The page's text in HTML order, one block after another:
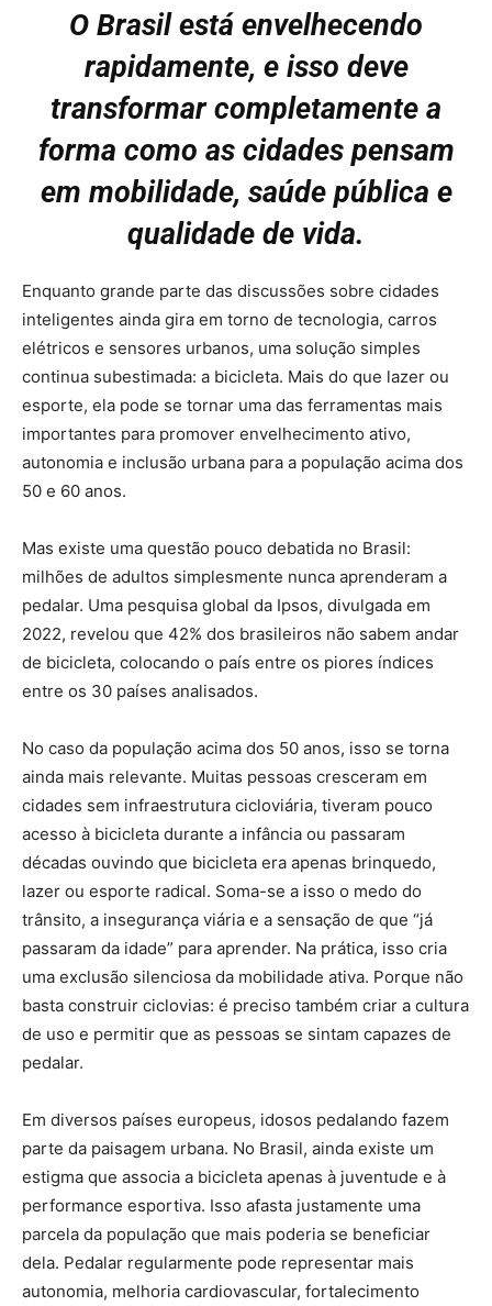
O Brasil está envelhecendo
rapidamente, e isso deve
transformar completamente a
forma como as cidades pensam
em mobilidade, saúde pública e
qualidade de vida.
Enquanto grande parte das discussões sobre cidades
inteligentes ainda gira em torno de tecnologia, carros
elétricos e sensores urbanos, uma solução simples
continua subestimada: a bicicleta. Mais do que lazer ou
esporte, ela pode se tornar uma das ferramentas mais
importantes para promover envelhecimento ativo,
autonomia e inclusão urbana para a população acima dos
50 e 60 anos.
Mas existe uma questão pouco debatida no Brasil:
milhões de adultos simplesmente nunca aprenderam a
pedalar. Uma pesquisa global da Ipsos, divulgada em
2022, revelou que 42% dos brasileiros não sabem andar
de bicicleta, colocando o país entre os piores índices
entre os 30 países analisados.
No caso da população acima dos 50 anos, isso se torna
ainda mais relevante. Muitas pessoas cresceram em
cidades sem infraestrutura cicloviária, tiveram pouco
acesso à bicicleta durante a infância ou passaram
décadas ouvindo que bicicleta era apenas brinquedo,
lazer ou esporte radical. Soma-se a isso o medo do
trânsito, a insegurança viária e a sensação de que “já
passaram da idade” para aprender. Na prática, isso cria
uma exclusão silenciosa da mobilidade ativa. Porque não
basta construir ciclovias: é preciso também criar a cultura
de uso e permitir que as pessoas se sintam capazes de
pedalar.
Em diversos países europeus, idosos pedalando fazem
parte da paisagem urbana. No Brasil, ainda existe um
estigma que associa a bicicleta apenas à juventude e à
performance esportiva. Isso afasta justamente uma
parcela da população que mais poderia se beneficiar
dela. Pedalar regularmente pode representar mais
autonomia, melhoria cardiovascular, fortalecimento